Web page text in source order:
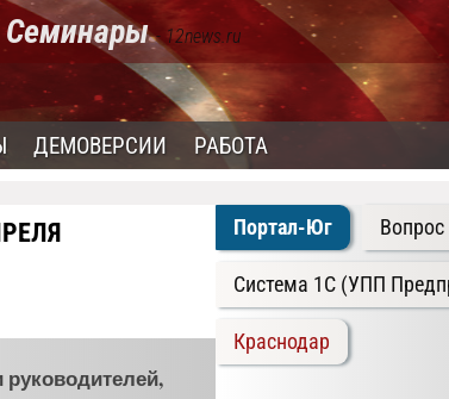
Семинары- 12news.ru
ДЕМОВЕРСИИ РАБОТА
Портал-Юг Вопрос
Система 1C (УПП
Краснодар